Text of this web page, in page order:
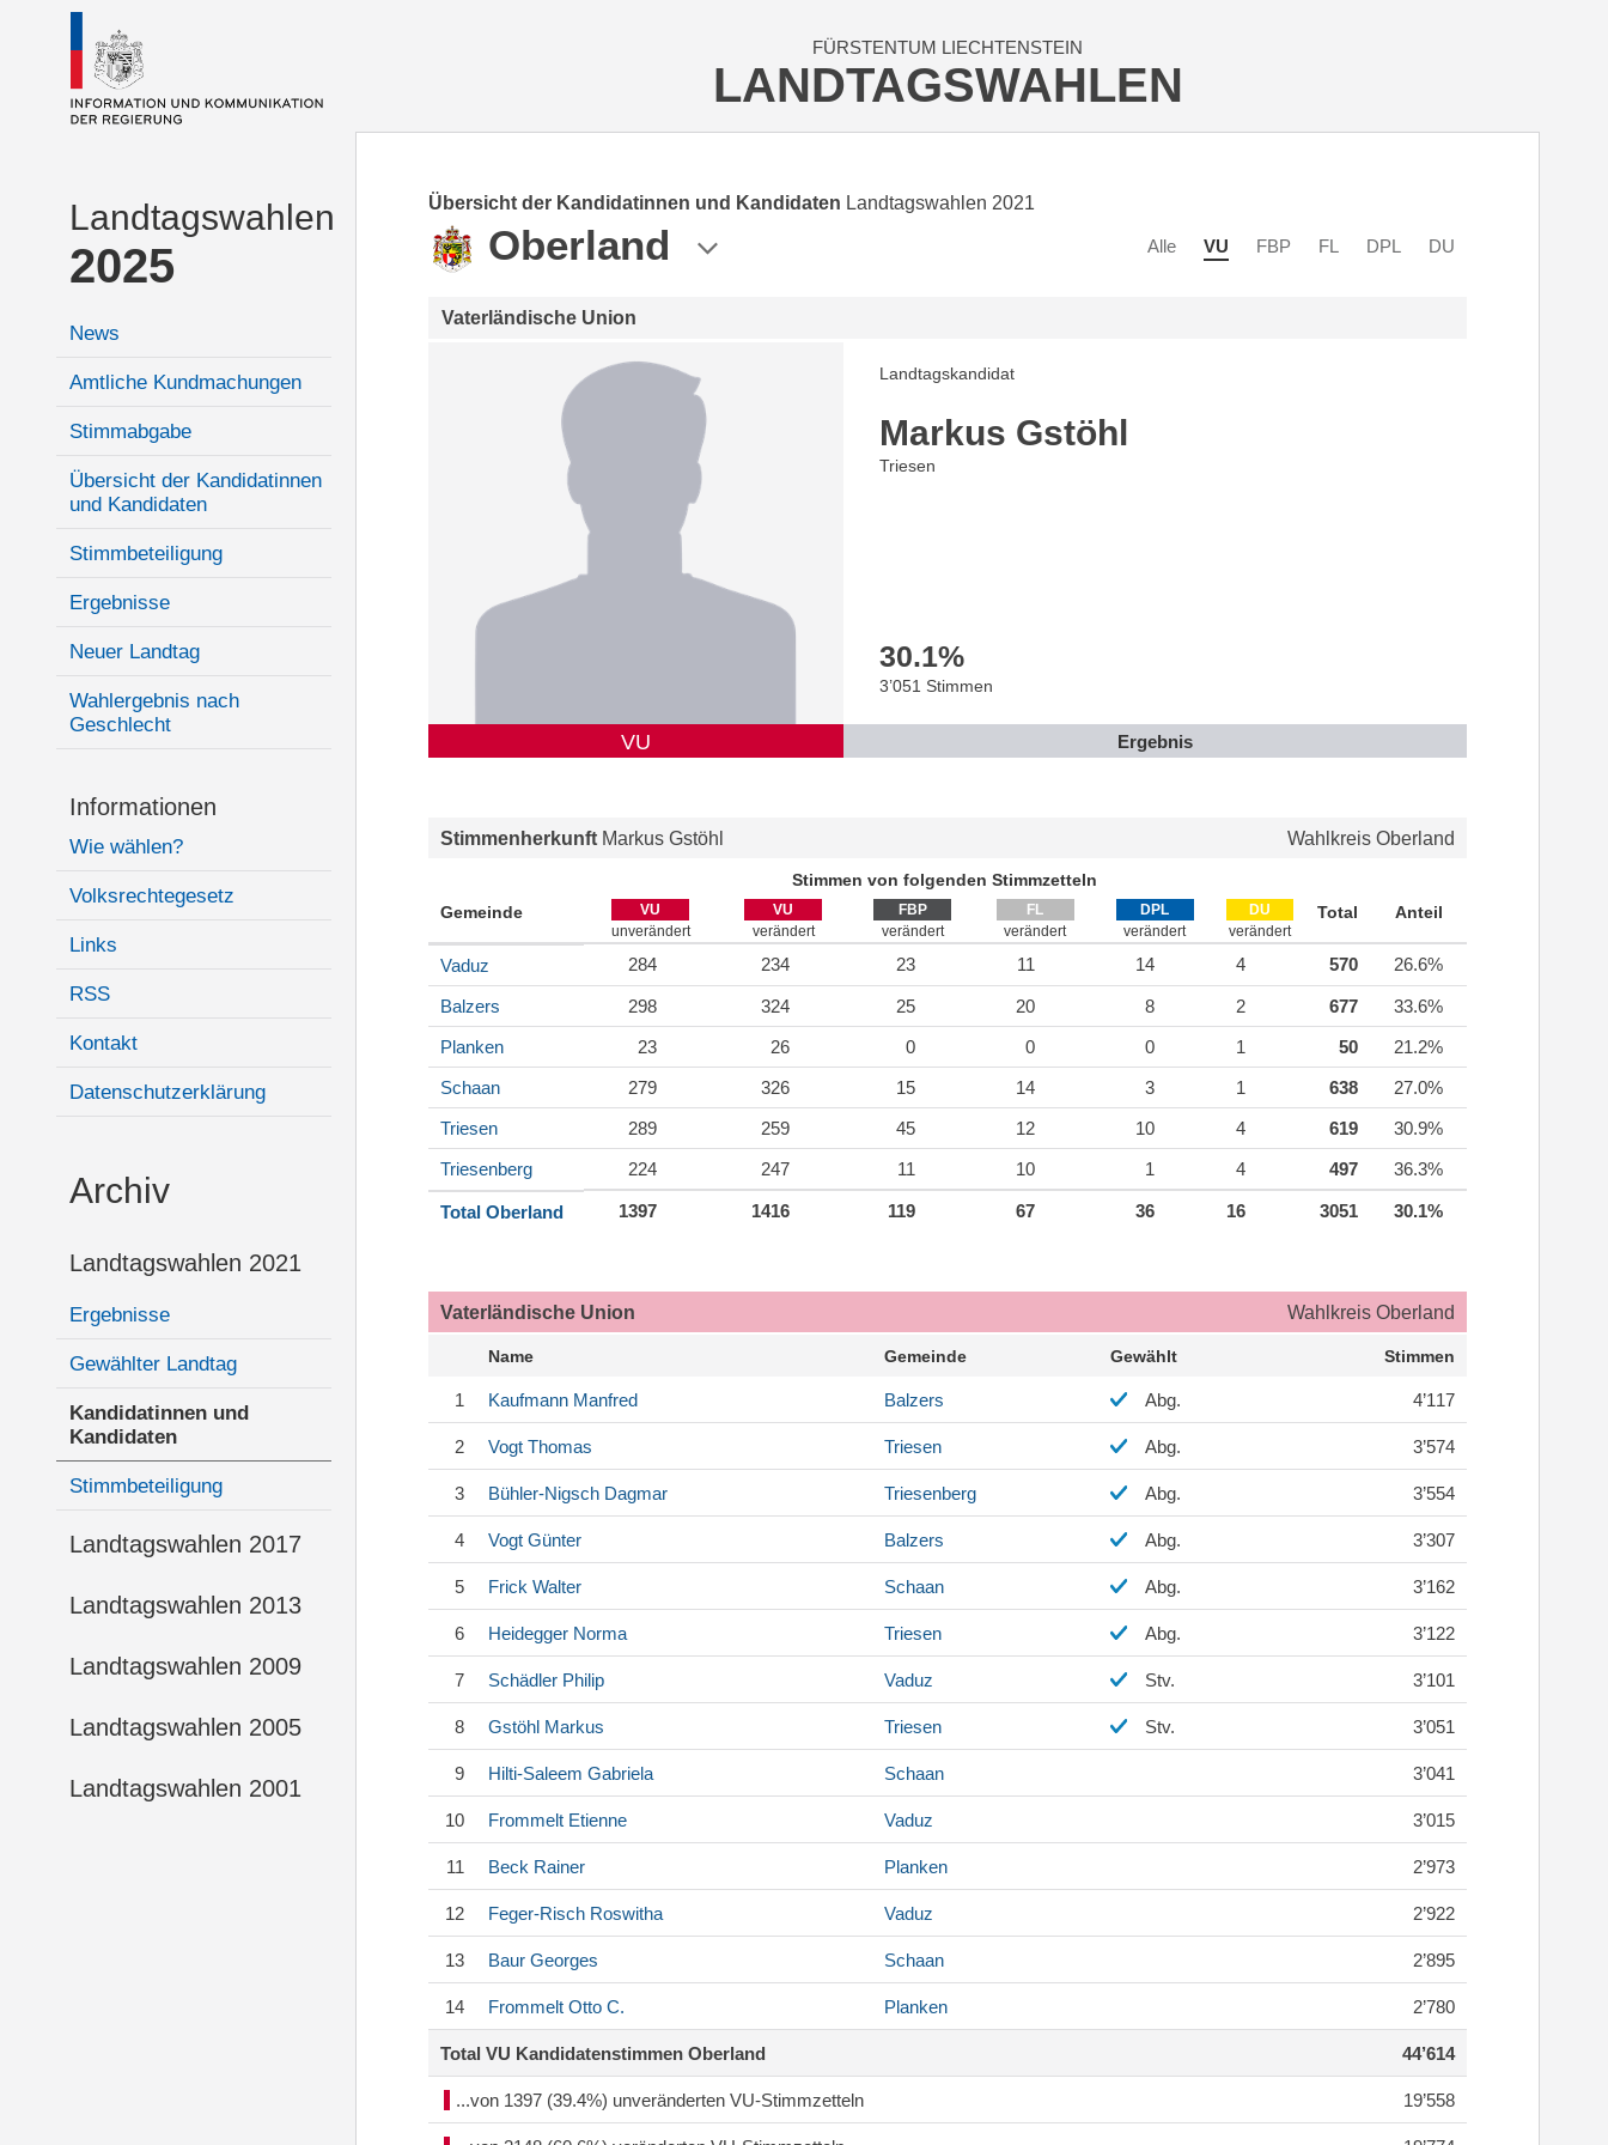
Landtagswahlen
2025
News
Amtliche Kundmachungen
Stimmabgabe
Übersicht der Kandidatinnen
und Kandidaten
Stimmbeteiligung
Ergebnisse
Neuer Landtag
Wahlergebnis nach
Geschlecht
Informationen
Wie wählen?
Volksrechtegesetz
Links
RSS
Kontakt
Datenschutzerklärung
Archiv
Landtagswahlen 2021
Ergebnisse
Gewählter Landtag
Kandidatinnen und
Kandidaten
Stimmbeteiligung
Landtagswahlen 2017
Landtagswahlen 2013
Landtagswahlen 2009
Landtagswahlen 2005
Landtagswahlen 2001
FÜRSTENTUM LIECHTENSTEIN
LANDTAGSWAHLEN
Übersicht der Kandidatinnen und Kandidaten Landtagswahlen 2021
Oberland Alle VU FBP FL DPL DU
Vaterländische Union
VU
Landtagskandidat
Markus Gstöhl
Triesen
30.1%
3’051 Stimmen
Ergebnis
Stimmenherkunft Markus Gstöhl Wahlkreis Oberland
Stimmen von folgenden Stimmzetteln
Gemeinde
VU
unverändert
VU
verändert
FBP
verändert
FL
verändert
DPL
verändert
DU
verändert
Total Anteil
Vaduz 284 234 23 11 14 4 570 26.6%
Balzers 298 324 25 20 8 2 677
33.6%
Planken
23 26 0 0 0 1 50
21.2%
Schaan
279 326 15 14 3 1 638
27.0%
Triesen
289 259 45 12 10 4 619
30.9%
Triesenberg
224 247 11 10 1 4 497 36.3%
Total Oberland 1397 1416 119 67 36 16 3051 30.1%
Vaterländische Union Wahlkreis Oberland
Name Gemeinde Gewählt Stimmen
1 Kaufmann Manfred Balzers Abg. 4’117
2 Vogt Thomas Triesen Abg. 3’574
3 Bühler-Nigsch Dagmar Triesenberg Abg. 3’554
4 Vogt Günter Balzers Abg. 3’307
5 Frick Walter Schaan Abg. 3’162
6 Heidegger Norma Triesen Abg. 3’122
7 Schädler Philip Vaduz Stv. 3’101
8 Gstöhl Markus Triesen Stv. 3’051
9 Hilti-Saleem Gabriela Schaan 3’041
10 Frommelt Etienne Vaduz 3’015
11 Beck Rainer Planken 2’973
12 Feger-Risch Roswitha Vaduz 2’922
13 Baur Georges Schaan 2’895
14 Frommelt Otto C. Planken 2’780
Total VU Kandidatenstimmen Oberland 44’614
...von 1397 (39.4%) unveränderten VU-Stimmzetteln 19’558